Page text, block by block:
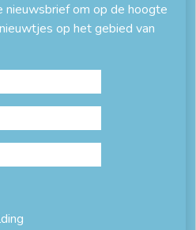
nieuwsbrief om op de hoogte
op het gebied van